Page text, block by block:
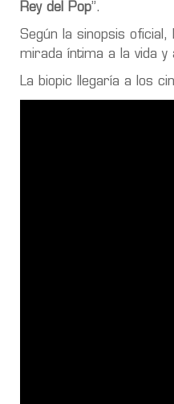
Rey del Pop”.
Según la sinopsis
mirada íntima a la vida y
La biopic llegaría a los